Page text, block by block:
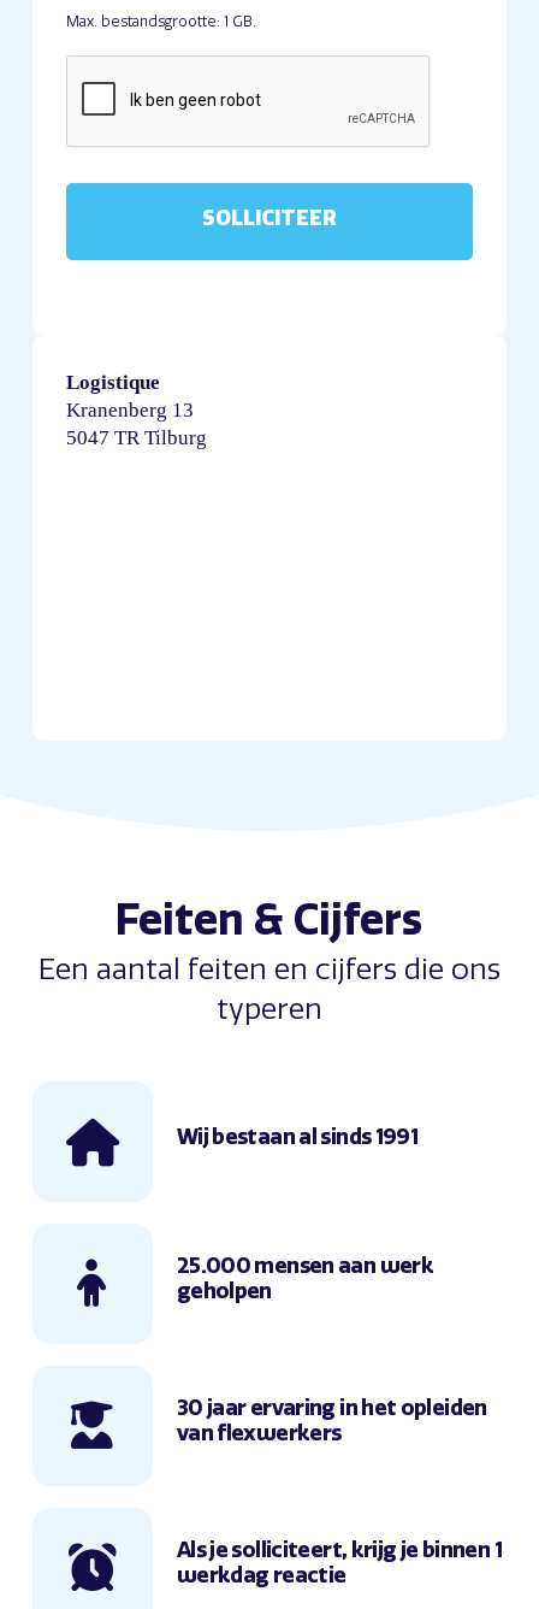
Max. bestandsgrootte: 1 GB.
Logistique
Kranenberg 13
5047 TR Tilburg
Feiten & Cijfers
Een aantal feiten en cijfers die ons
typeren
Wij bestaan al sinds 1991
25.000 mensen aan werk
geholpen
30 jaar ervaring in het opleiden
van flexwerkers
Als je solliciteert, krijg je binnen 1
werkdag reactie